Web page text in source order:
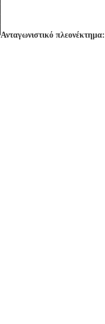
Ανταγωνιστικό πλεονέκτημα: